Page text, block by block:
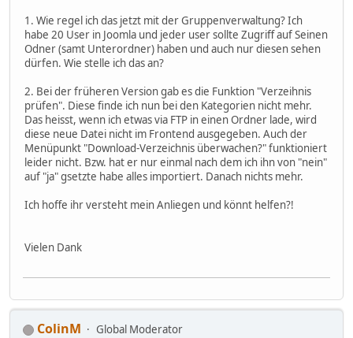
1. Wie regel ich das jetzt mit der Gruppenverwaltung? Ich
habe 20 User in Joomla und jeder user sollte Zugriff auf Seinen
Odner (samt Unterordner) haben und auch nur diesen sehen
dürfen. Wie stelle ich das an?
2. Bei der früheren Version gab es die Funktion "Verzeihnis
prüfen". Diese finde ich nun bei den Kategorien nicht mehr.
Das heisst, wenn ich etwas via FTP in einen Ordner lade, wird
diese neue Datei nicht im Frontend ausgegeben. Auch der
Menüpunkt "Download-Verzeichnis überwachen?" funktioniert
leider nicht. Bzw. hat er nur einmal nach dem ich ihn von "nein"
auf "ja" gsetzte habe alles importiert. Danach nichts mehr.
Ich hoffe ihr versteht mein Anliegen und könnt helfen?!
Vielen Dank
ColinM
Global Moderator